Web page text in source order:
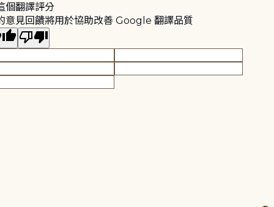
個翻譯評分
意見回饋將用於協助改善 Google 翻譯品質